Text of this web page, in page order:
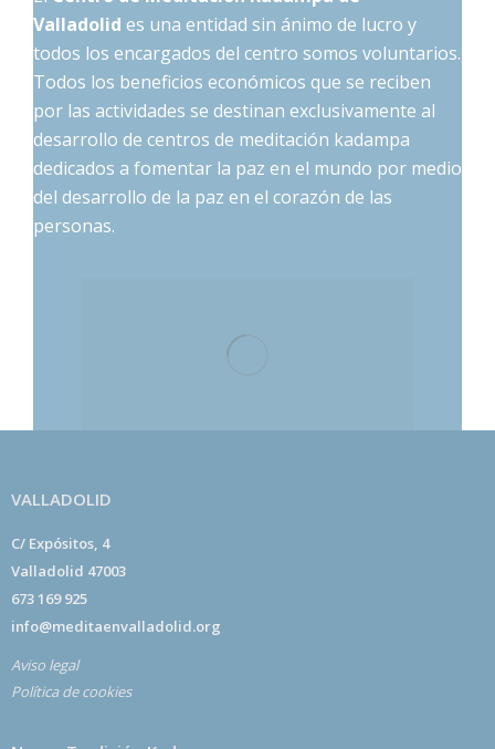
Valladolid es una entidad sin ánimo de lucro y
todos los encargados del centro somos voluntarios.
Todos los beneficios económicos que se reciben
por las actividades se destinan exclusivamente al
desarrollo de centros de meditación kadampa
dedicados a fomentar la paz en el mundo por medio
del desarrollo de la paz en el corazón de las
personas.
VALLADOLID
C/ Expósitos, 4
Valladolid 47003
673 169 925
info@meditaenvalladolid.org
Aviso legal
Política de cookies